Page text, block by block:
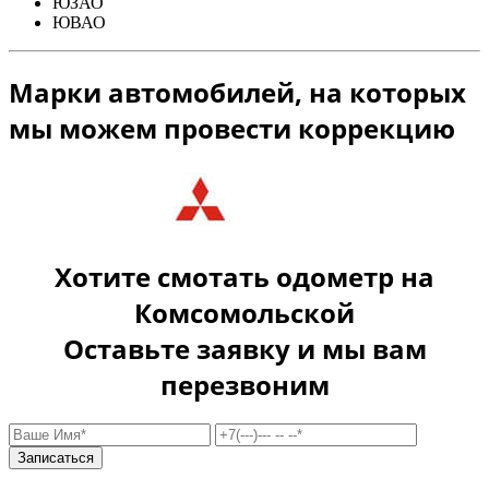
ЮВАО
Марки автомобилей, на которых
мы можем провести коррекцию
Хотите смотать одометр на
Комсомольской
Оставьте заявку и мы вам
перезвоним